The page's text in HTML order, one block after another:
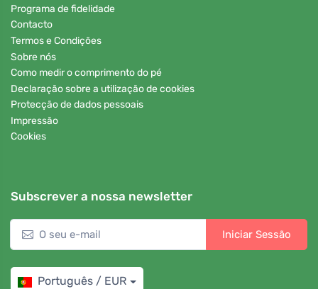
Programa de fidelidade
Contacto
Termos e Condições
Sobre nós
Como medir o comprimento do pé
Declaração sobre a utilização de cookies
Protecção de dados pessoais
Impressão
Cookies
Subscrever a nossa newsletter
Iniciar Sessão
Português / EUR